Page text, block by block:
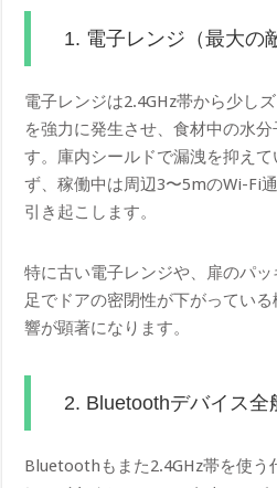
1. 電子レンジ（最大の
電子レンジは2.4GHz帯から少し
を強力に発生させ、食材中の水
す。庫内シールドで漏洩を抑え
ず、稼働中は周辺3〜5mのWi-Fi
引き起こします。
特に古い電子レンジや、扉のパ
足でドアの密閉性が下がってい
響が顕著になります。
2. Bluetoothデバイス全
Bluetoothもまた2.4GHz帯を使う